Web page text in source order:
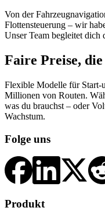
Von der
Flottensteuerung – wir
Unser Team begleitet dich
Faire Preise,
Flexible Modelle für Start-
Millionen von Routen.
was du brauchst – oder
Wachstum.
Folge uns
Produkt